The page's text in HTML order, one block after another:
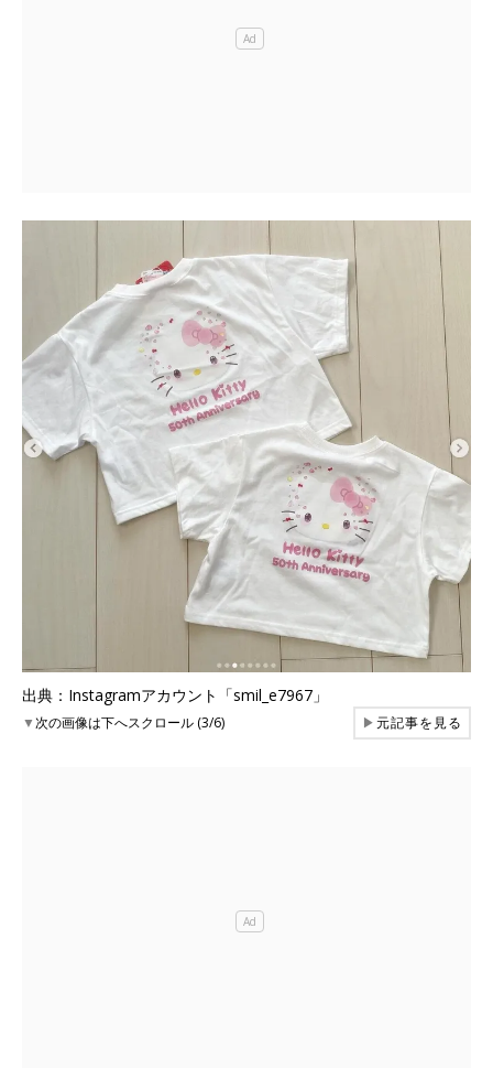
出典：Instagramアカウント「smil_e7967」
▼次の画像は下へスクロール (3/6) ▶元記事を見る